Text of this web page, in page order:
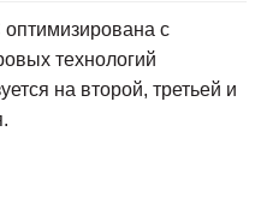
оптимизирована с
технологий
на второй, третьей и